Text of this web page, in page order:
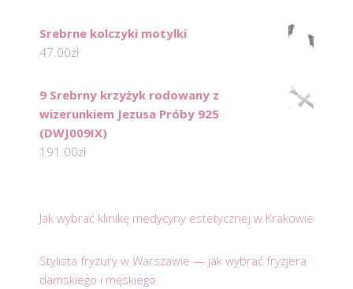
Srebrne kolczyki motylki
47.00zł
9 Srebrny krzyżyk rodowany z
wizerunkiem Jezusa Próby 925
(DWJ009IX)
191.00zł
Jak wybrać klinikę medycyny estetycznej w Krakowie
Stylista fryzury w Warszawie — jak wybrać fryzjera
damskiego i męskiego